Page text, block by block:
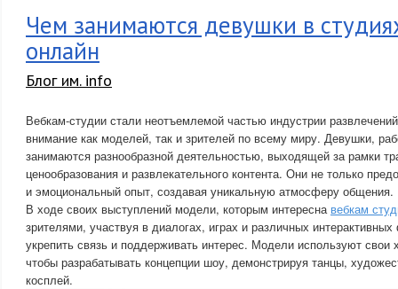
Чем занимаются девушки в
онлайн
Блог им. info
Вебкам-студии стали неотъемлемой частью индустрии
внимание как моделей, так и зрителей по всему миру. Девушки,
занимаются разнообразной деятельностью, выходящей за рамки
ценообразования и развлекательного контента. Они не только
и эмоциональный опыт, создавая уникальную атмосферу общения.
В ходе своих выступлений модели, которым интересна вебкам
зрителями, участвуя в диалогах, играх и различных
укрепить связь и поддерживать интерес. Модели используют свои
чтобы разрабатывать концепции шоу, демонстрируя танцы,
косплей.